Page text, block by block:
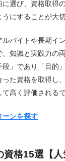
選び、資格取得
にすることが大切
バイトや長期イ
知識と実践力の
」であり「目的
た資格を取得し
高く評価されるで
ーンを探す
格15選【人